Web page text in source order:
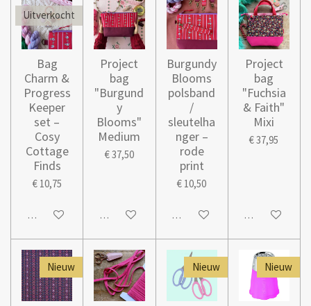
Uitverkocht
Bag
Charm &
Progress
Keeper
set –
Cosy
Cottage
Finds
€ 10,75
Houd mij op de hoogte
Project
bag
"Burgund
y
Blooms"
Medium
€ 37,50
In winkelwagen
Burgundy
Blooms
polsband
/
sleutelha
nger –
rode
print
€ 10,50
In winkelwagen
Project
bag
"Fuchsia
& Faith"
Mixi
€ 37,95
In winkelwagen
Nieuw Nieuw Nieuw